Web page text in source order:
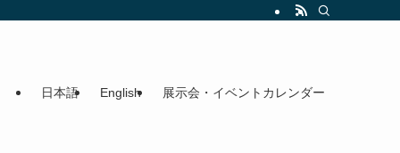
日本語 English 展示会・イベントカレンダー